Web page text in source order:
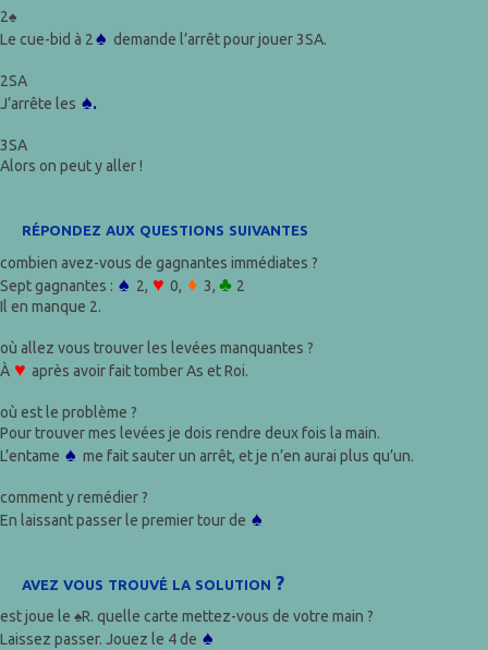
2♠
Le cue-bid à 2♠ demande l’arrêt pour jouer 3SA.
2SA
J’arrête les ♠.
3SA
Alors on peut y aller !
répondez aux questions suivantes
combien avez-vous de gagnantes immédiates ?
Sept gagnantes : ♠ 2, ♥ 0, ♦ 3,♣ 2
Il en manque 2.
où allez vous trouver les levées manquantes ?
À ♥ après avoir fait tomber As et Roi.
où est le problème ?
Pour trouver mes levées je dois rendre deux fois la main.
L’entame ♠ me fait sauter un arrêt, et je n’en aurai plus qu’un.
comment y remédier ?
En laissant passer le premier tour de ♠
avez vous trouvé la solution ?
est joue le ♠R. quelle carte mettez-vous de votre main ?
Laissez passer. Jouez le 4 de ♠